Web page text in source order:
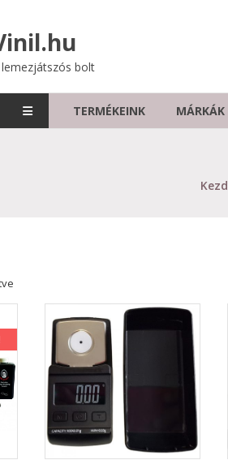
bolt
TERMÉKEINK MÁRKÁK
by
low